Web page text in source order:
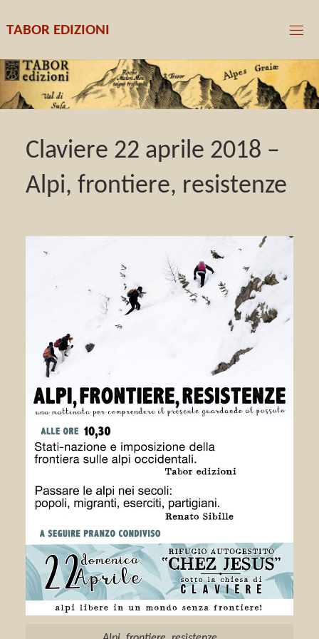
TABOR EDIZIONI
Claviere 22 aprile 2018 –
Alpi, frontiere, resistenze